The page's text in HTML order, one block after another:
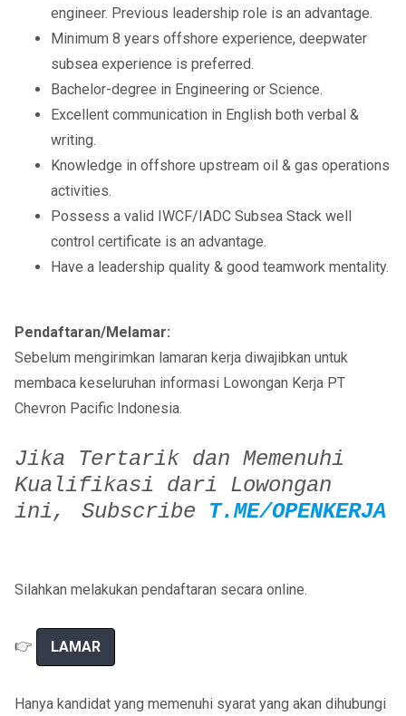
engineer. Previous leadership role is an advantage.
Minimum 8 years offshore experience, deepwater
subsea experience is preferred.
Bachelor-degree in Engineering or Science.
Excellent communication in English both verbal &
writing.
Knowledge in offshore upstream oil & gas operations
activities.
Possess a valid IWCF/IADC Subsea Stack well
control certificate is an advantage.
Have a leadership quality & good teamwork mentality.
Pendaftaran/Melamar:
Sebelum mengirimkan lamaran kerja diwajibkan untuk
membaca keseluruhan informasi Lowongan Kerja PT
Chevron Pacific Indonesia.
Jika Tertarik dan Memenuhi
Kualifikasi dari Lowongan
ini,
Subscribe T.ME/OPENKERJA
Silahkan melakukan pendaftaran secara online.
👉 LAMAR
Hanya kandidat yang memenuhi syarat yang akan dihubungi